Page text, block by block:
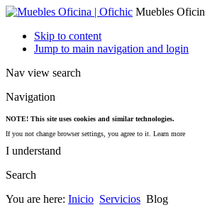
Muebles
Skip to content
Jump to main navigation and login
Nav view search
Navigation
NOTE! This site uses cookies and similar technologies.
If you not change browser settings, you agree to it. Learn more
I understand
Search
You are here: Inicio Servicios Blog